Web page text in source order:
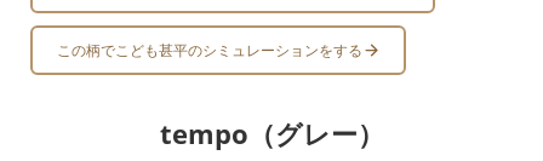
この柄でこども甚平のシミュレーションをする
tempo（グレー）